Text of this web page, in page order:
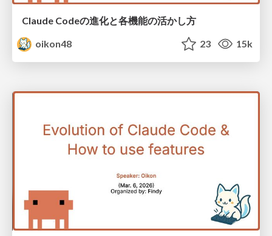
Claude Codeの進化と各機能の活かし方
oikon48
23 15k